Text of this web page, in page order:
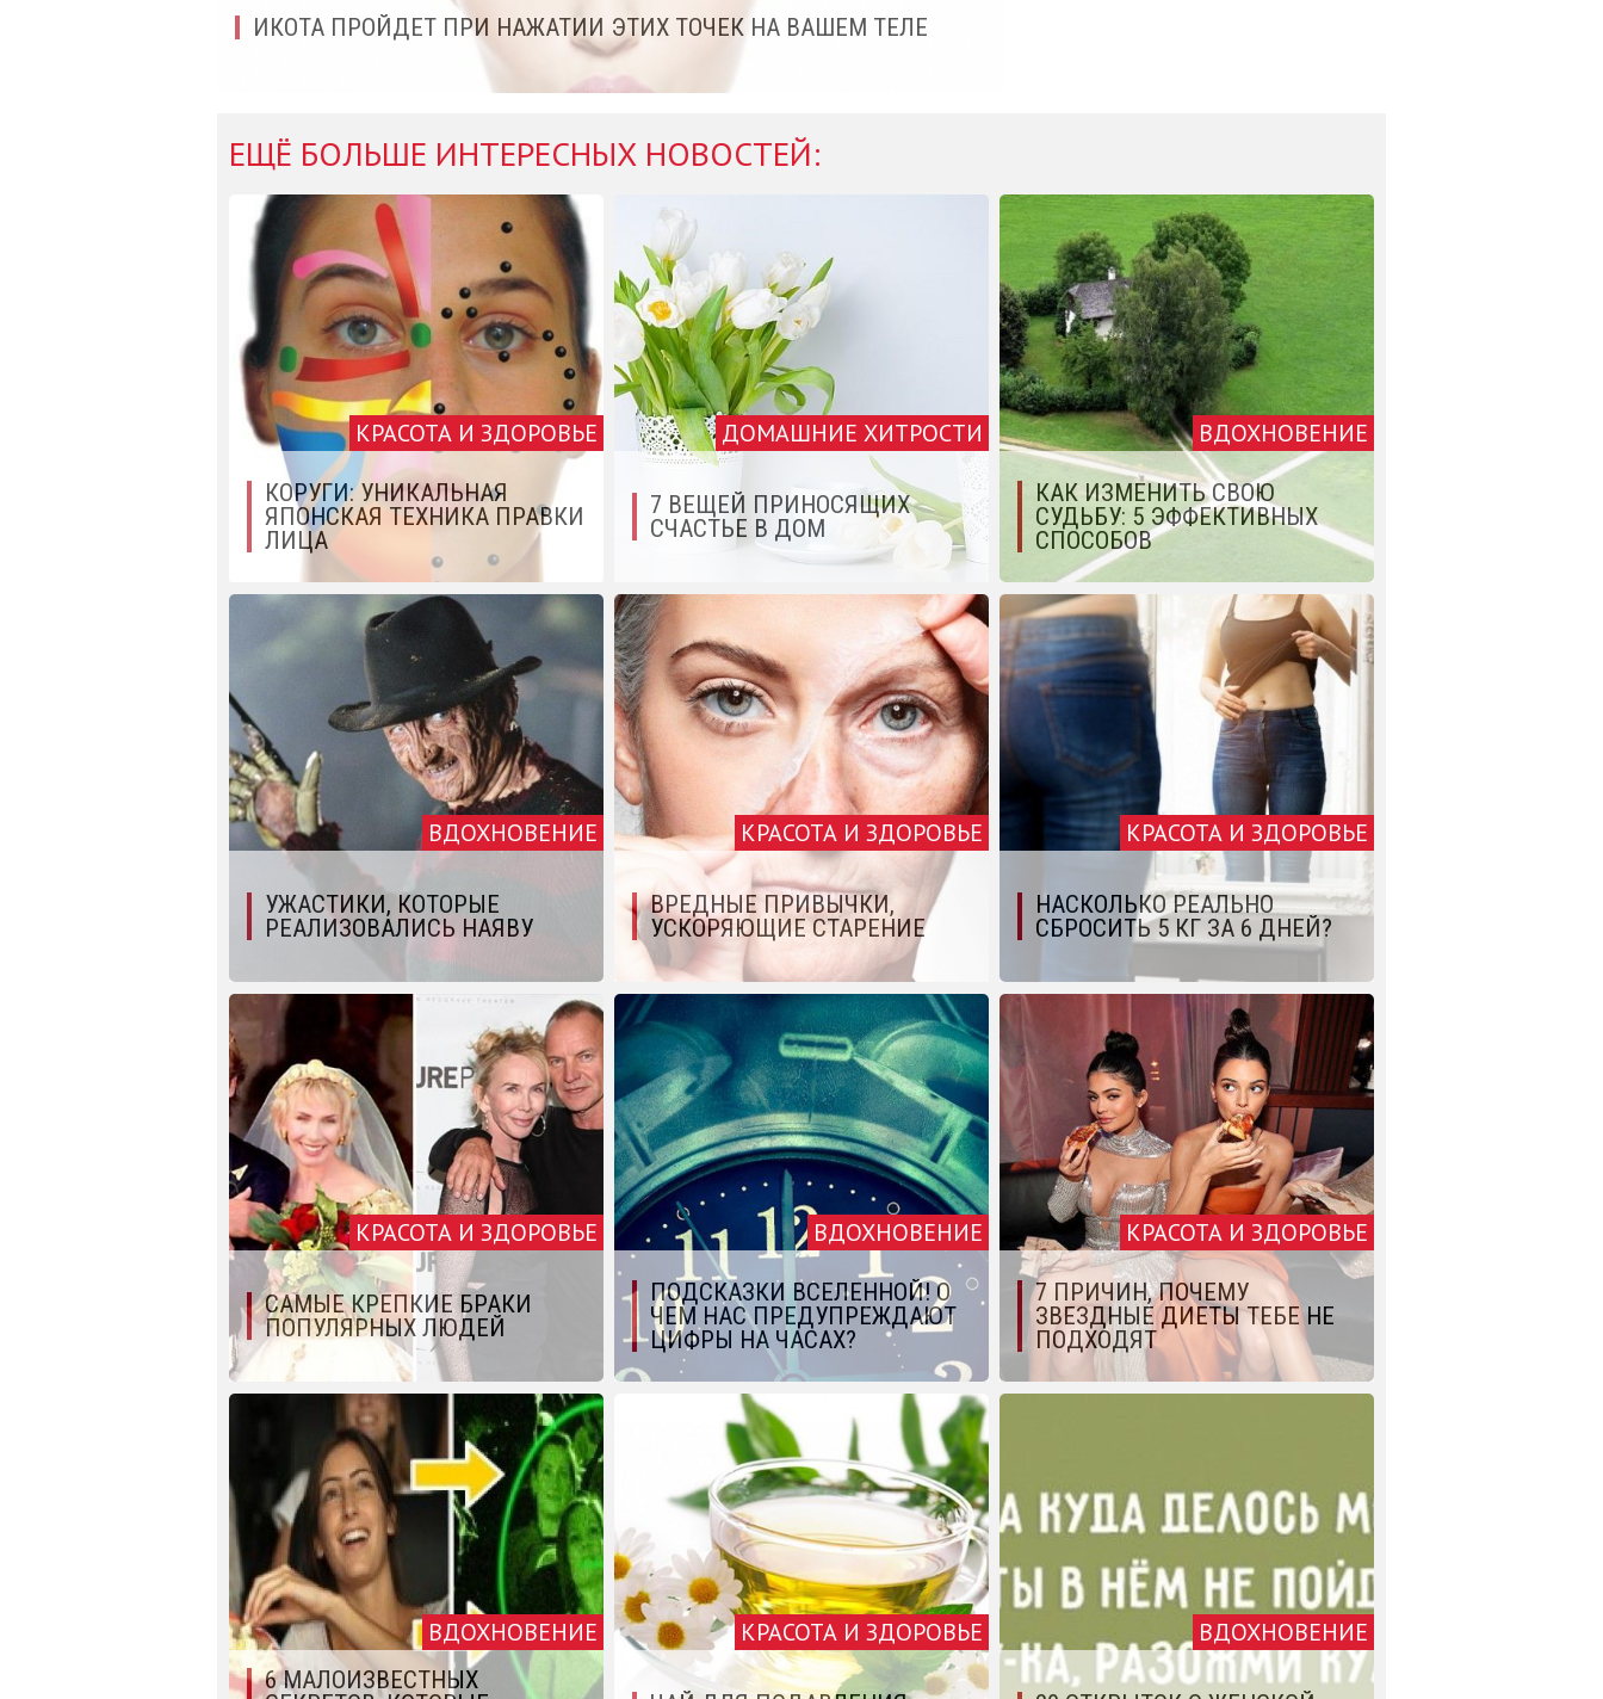
ИКОТА ПРОЙДЕТ ПРИ НАЖАТИИ ЭТИХ ТОЧЕК НА ВАШЕМ ТЕЛЕ
ЕЩЁ БОЛЬШЕ ИНТЕРЕСНЫХ НОВОСТЕЙ:
КРАСОТА И ЗДОРОВЬЕ
КОРУГИ: УНИКАЛЬНАЯ
ЯПОНСКАЯ ТЕХНИКА ПРАВКИ
ЛИЦА
ДОМАШНИЕ ХИТРОСТИ
7 ВЕЩЕЙ ПРИНОСЯЩИХ
СЧАСТЬЕ В ДОМ
ВДОХНОВЕНИЕ
КАК ИЗМЕНИТЬ СВОЮ
СУДЬБУ: 5 ЭФФЕКТИВНЫХ
СПОСОБОВ
ВДОХНОВЕНИЕ
УЖАСТИКИ, КОТОРЫЕ
РЕАЛИЗОВАЛИСЬ НАЯВУ
КРАСОТА И ЗДОРОВЬЕ
ВРЕДНЫЕ ПРИВЫЧКИ,
УСКОРЯЮЩИЕ СТАРЕНИЕ
КРАСОТА И ЗДОРОВЬЕ
НАСКОЛЬКО РЕАЛЬНО
СБРОСИТЬ 5 КГ ЗА 6 ДНЕЙ?
КРАСОТА И ЗДОРОВЬЕ
САМЫЕ КРЕПКИЕ БРАКИ
ПОПУЛЯРНЫХ ЛЮДЕЙ
ВДОХНОВЕНИЕ
ПОДСКАЗКИ ВСЕЛЕННОЙ! О
ЧЕМ НАС ПРЕДУПРЕЖДАЮТ
ЦИФРЫ НА ЧАСАХ?
КРАСОТА И ЗДОРОВЬЕ
7 ПРИЧИН, ПОЧЕМУ
ЗВЕЗДНЫЕ ДИЕТЫ ТЕБЕ НЕ
ПОДХОДЯТ
ВДОХНОВЕНИЕ
6 МАЛОИЗВЕСТНЫХ
КРАСОТА И ЗДОРОВЬЕ ВДОХНОВЕНИЕ